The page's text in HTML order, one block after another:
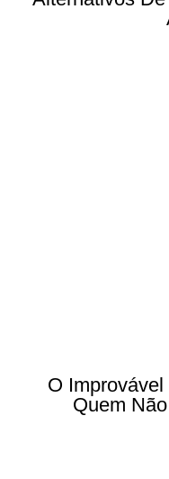
O
Quem